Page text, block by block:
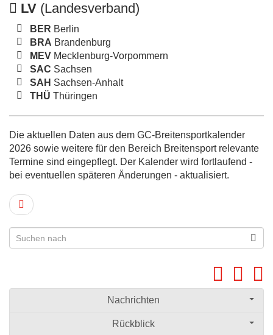
LV (Landesverband)
BER Berlin
BRA Brandenburg
MEV Mecklenburg-Vorpommern
SAC Sachsen
SAH Sachsen-Anhalt
THÜ Thüringen
Die aktuellen Daten aus dem GC-Breitensportkalender
2026 sowie weitere für den Bereich Breitensport relevante
Termine sind eingepflegt. Der Kalender wird fortlaufend -
bei eventuellen späteren Änderungen - aktualisiert.
Nachrichten
Rückblick